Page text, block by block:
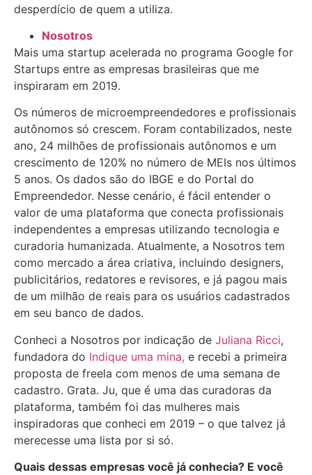
desperdício de quem a utiliza.
Nosotros
Mais uma startup acelerada no programa Google for
Startups entre as empresas brasileiras que me
inspiraram em 2019.
Os números de microempreendedores e profissionais
autônomos só crescem. Foram contabilizados, neste
ano, 24 milhões de profissionais autônomos e um
crescimento de 120% no número de MEIs nos últimos
5 anos. Os dados são do IBGE e do Portal do
Empreendedor. Nesse cenário, é fácil entender o
valor de uma plataforma que conecta profissionais
independentes a empresas utilizando tecnologia e
curadoria humanizada. Atualmente, a Nosotros tem
como mercado a área criativa, incluindo designers,
publicitários, redatores e revisores, e já pagou mais
de um milhão de reais para os usuários cadastrados
em seu banco de dados.
Conheci a Nosotros por indicação de Juliana Ricci,
fundadora do Indique uma mina, e recebi a primeira
proposta de freela com menos de uma semana de
cadastro. Grata. Ju, que é uma das curadoras da
plataforma, também foi das mulheres mais
inspiradoras que conheci em 2019 – o que talvez já
merecesse uma lista por si só.
Quais dessas empresas você já conhecia? E você